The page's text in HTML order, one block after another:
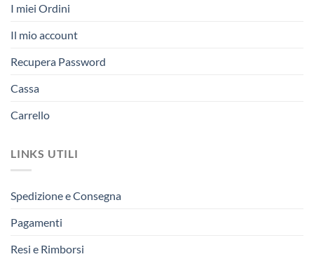
I miei Ordini
Il mio account
Recupera Password
Cassa
Carrello
LINKS UTILI
Spedizione e Consegna
Pagamenti
Resi e Rimborsi